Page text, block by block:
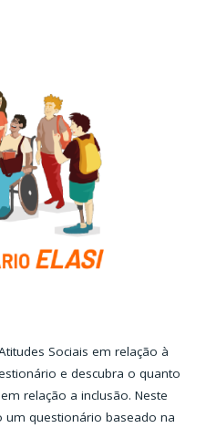
Sociais em relação à
e descubra o quanto
relação a inclusão. Neste
questionário baseado na